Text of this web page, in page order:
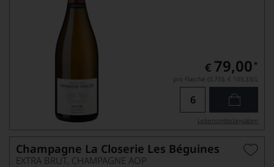
€ 79,00 *
pro Flasche (0.75l), € 105,33/L
Lebensmittel­angaben
Champagne La Closerie Les Béguines
EXTRA BRUT, CHAMPAGNE AOP